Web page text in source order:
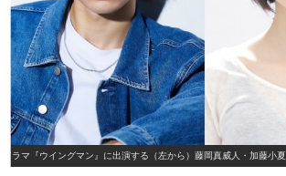
ドラマ『ウイングマン』に出演する（左から）藤岡真威人・加藤小夏